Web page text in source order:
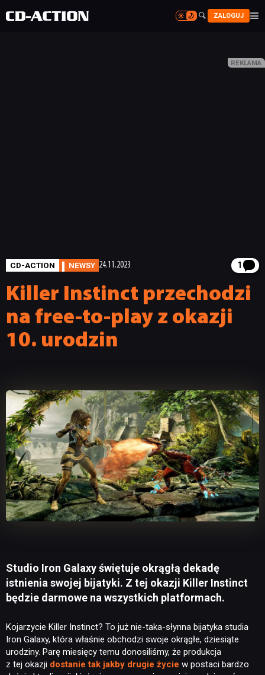

 ZALOGUJ 

CD-ACTION NEWSY 24.11.2023 1
Killer Instinct przechodzi
na free-to-play z okazji
10. urodzin
Studio Iron Galaxy świętuje okrągłą dekadę
istnienia swojej bijatyki. Z tej okazji Killer Instinct
będzie darmowe na wszystkich platformach.
Kojarzycie Killer Instinct? To już nie-taka-słynna bijatyka studia
Iron Galaxy, która właśnie obchodzi swoje okrągłe, dziesiąte
urodziny. Parę miesięcy temu donosiliśmy, że produkcja
z tej okazji dostanie tak jakby drugie życie w postaci bardzo